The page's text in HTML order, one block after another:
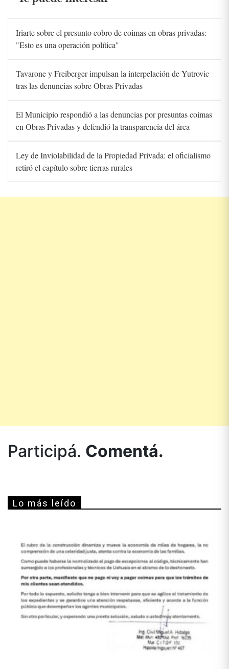
Iriarte sobre el presunto cobro de coimas en obras privadas:
"Esto es una operación política"
Tavarone y Freiberger impulsan la interpelación de Yutrovic
tras las denuncias sobre Obras Privadas
El Municipio respondió a las denuncias por presuntas coimas
en Obras Privadas y defendió la transparencia del área
Ley de Inviolabilidad de la Propiedad Privada: el oficialismo
retiró el capítulo sobre tierras rurales
Participá. Comentá.
Lo más leído